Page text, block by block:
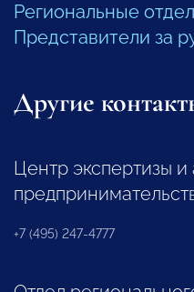
Региональные
Представители за
Другие
Центр экспертизы
+7 (495) 247-4777